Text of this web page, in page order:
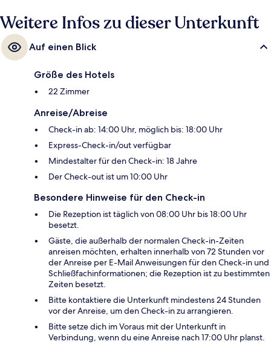
Weitere Infos zu dieser Unterkunft
Auf einen Blick
Größe des Hotels
22 Zimmer
Anreise/Abreise
Check-in ab: 14:00 Uhr, möglich bis: 18:00 Uhr
Express-Check-in/out verfügbar
Mindestalter für den Check-in: 18 Jahre
Der Check-out ist um 10:00 Uhr
Besondere Hinweise für den Check-in
Die Rezeption ist täglich von 08:00 Uhr bis 18:00 Uhr
besetzt.
Gäste, die außerhalb der normalen Check-in-Zeiten
anreisen möchten, erhalten innerhalb von 72 Stunden vor
der Anreise per E-Mail Anweisungen für den Check-in und
Schließfachinformationen; die Rezeption ist zu bestimmten
Zeiten besetzt.
Bitte kontaktiere die Unterkunft mindestens 24 Stunden
vor der Anreise, um den Check-in zu arrangieren.
Bitte setze dich im Voraus mit der Unterkunft in
Verbindung, wenn du eine Anreise nach 17:00 Uhr planst.